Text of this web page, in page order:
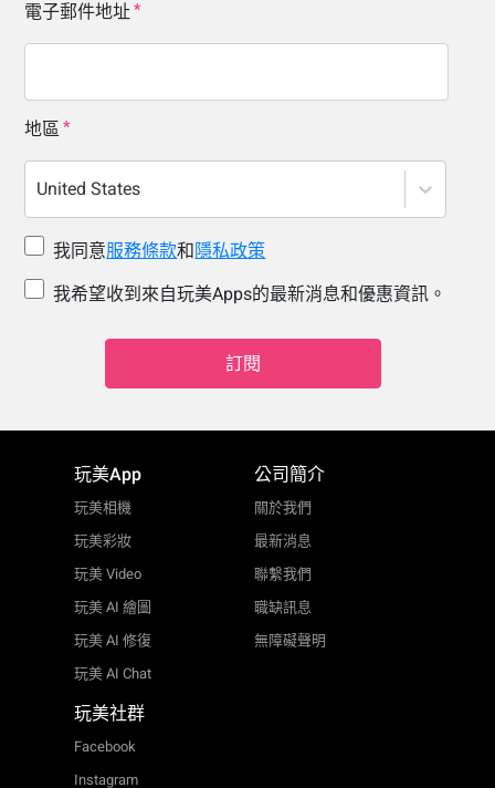
電子郵件地址
地區
United States
我同意服務條款和 隱私政策
我希望收到來自玩美Apps的最新消息和優惠資訊。
訂閱
玩美App
玩美相機
玩美彩妝
玩美 Video
玩美 AI 繪圖
玩美 AI 修復
玩美 AI Chat
公司簡介
關於我們
最新消息
聯繫我們
職缺訊息
無障礙聲明
玩美社群
Facebook
Instagram